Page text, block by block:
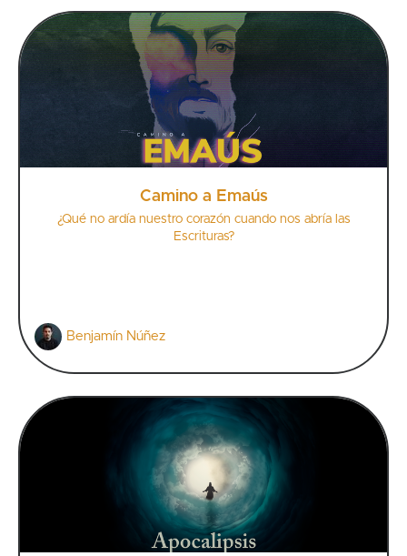
Camino a Emaús
¿Qué no ardía nuestro corazón cuando nos abría las
Escrituras?
Benjamín Núñez